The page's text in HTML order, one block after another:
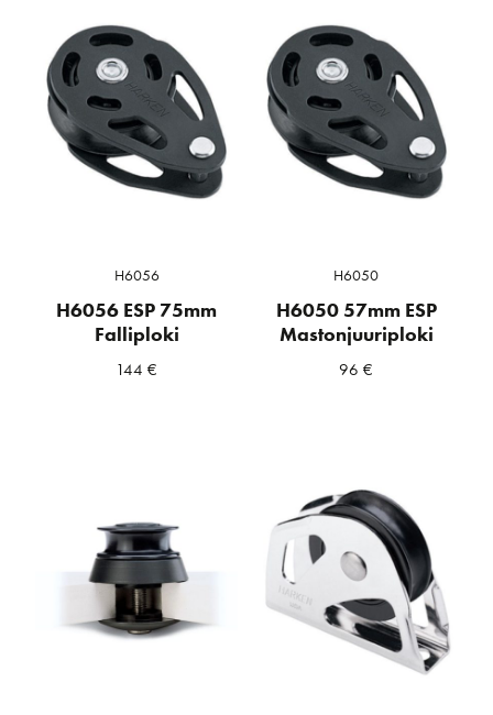
H6056
H6056 ESP 75mm
Falliploki
144€
H6050
H6050 57mm ESP
Mastonjuuriploki
96€